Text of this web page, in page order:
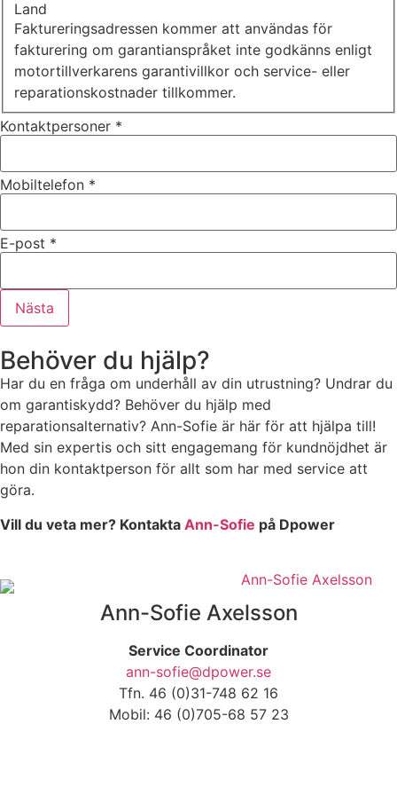
Land
Faktureringsadressen kommer att användas för
fakturering om garantianspråket inte godkänns enligt
motortillverkarens garantivillkor och service- eller
reparationskostnader tillkommer.
Kontaktpersoner *
Mobiltelefon *
E-post *
Nästa
Behöver du hjälp?
Har du en fråga om underhåll av din utrustning? Undrar du
om garantiskydd? Behöver du hjälp med
reparationsalternativ? Ann-Sofie är här för att hjälpa till!
Med sin expertis och sitt engagemang för kundnöjdhet är
hon din kontaktperson för allt som har med service att
göra.
Vill du veta mer? Kontakta Ann-Sofie på Dpower
Ann-Sofie Axelsson
Service Coordinator
ann-sofie@dpower.se
Tfn. 46 (0)31-748 62 16
Mobil: 46 (0)705-68 57 23
de här
kakorna
kommer viss
funktionalitet
att försvinna
från
hemsidan.
Marknadsföring
intressen och ditt
beteende när du
chansen att få se
personligt
anpassat innehåll